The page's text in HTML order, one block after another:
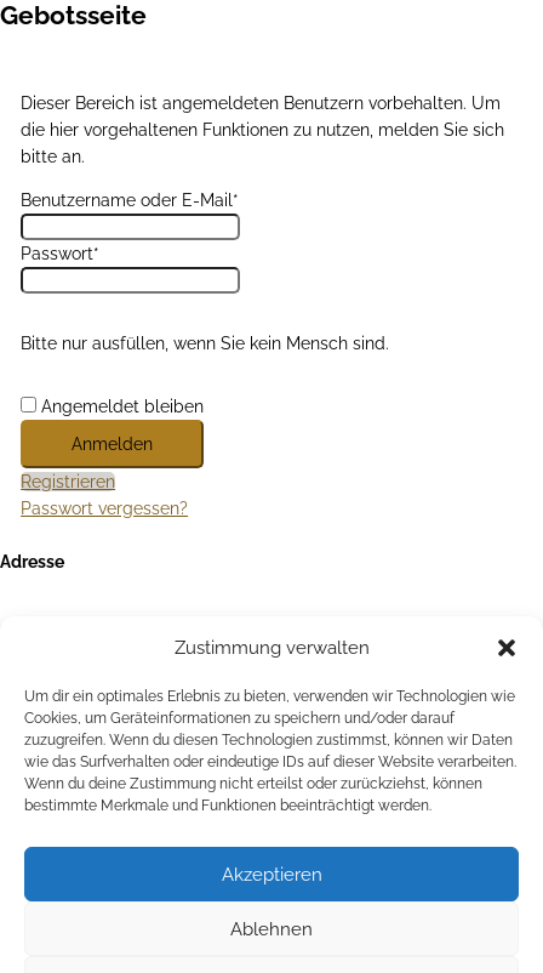
Zustimmung verwalten
Um dir ein optimales Erlebnis zu bieten, verwenden wir Technologien wie
Cookies, um Geräteinformationen zu speichern und/oder darauf
zuzugreifen. Wenn du diesen Technologien zustimmst, können wir Daten
wie das Surfverhalten oder eindeutige IDs auf dieser Website verarbeiten.
Wenn du deine Zustimmung nicht erteilst oder zurückziehst, können
bestimmte Merkmale und Funktionen beeinträchtigt werden.
Akzeptieren
Ablehnen
Gebotsseite
Dieser Bereich ist angemeldeten Benutzern vorbehalten. Um
die hier vorgehaltenen Funktionen zu nutzen, melden Sie sich
bitte an.
Benutzername oder E-Mail *
Passwort*
Bitte nur ausfüllen, wenn Sie kein Mensch sind.
Angemeldet bleiben
Registrieren
Passwort vergessen?
Adresse
+49 (0)451 707 57 800
info(at)auktionshaus-hanseart.de
Auktionshaus
Über Hanseart